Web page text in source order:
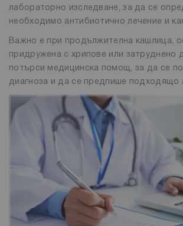
лабораторно изследване, за да се
необходимо антибиотично лечение и
Важно е при продължителна кашлица,
придружена с хрипове или затруднено
потърси медицинска помощ, за да се
диагноза и да се предпише подходящо